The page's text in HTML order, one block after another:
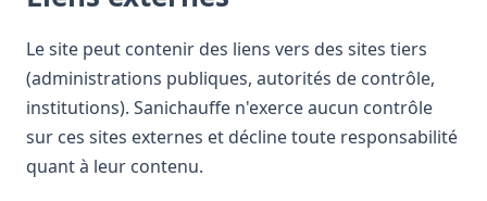
Le site peut contenir des liens vers des sites tiers
(administrations publiques, autorités de contrôle,
institutions). Sanichauffe n'exerce aucun contrôle
sur ces sites externes et décline toute responsabilité
quant à leur contenu.